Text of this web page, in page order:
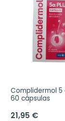
Complidermol 5
60 cápsulas
21,95 €